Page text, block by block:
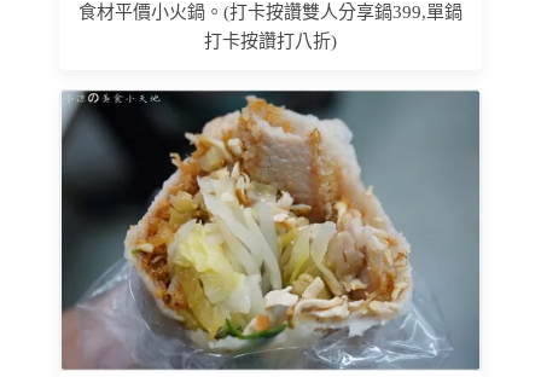
食材平價小火鍋。(打卡按讚雙人分享鍋399,單鍋
打卡按讚打八折)